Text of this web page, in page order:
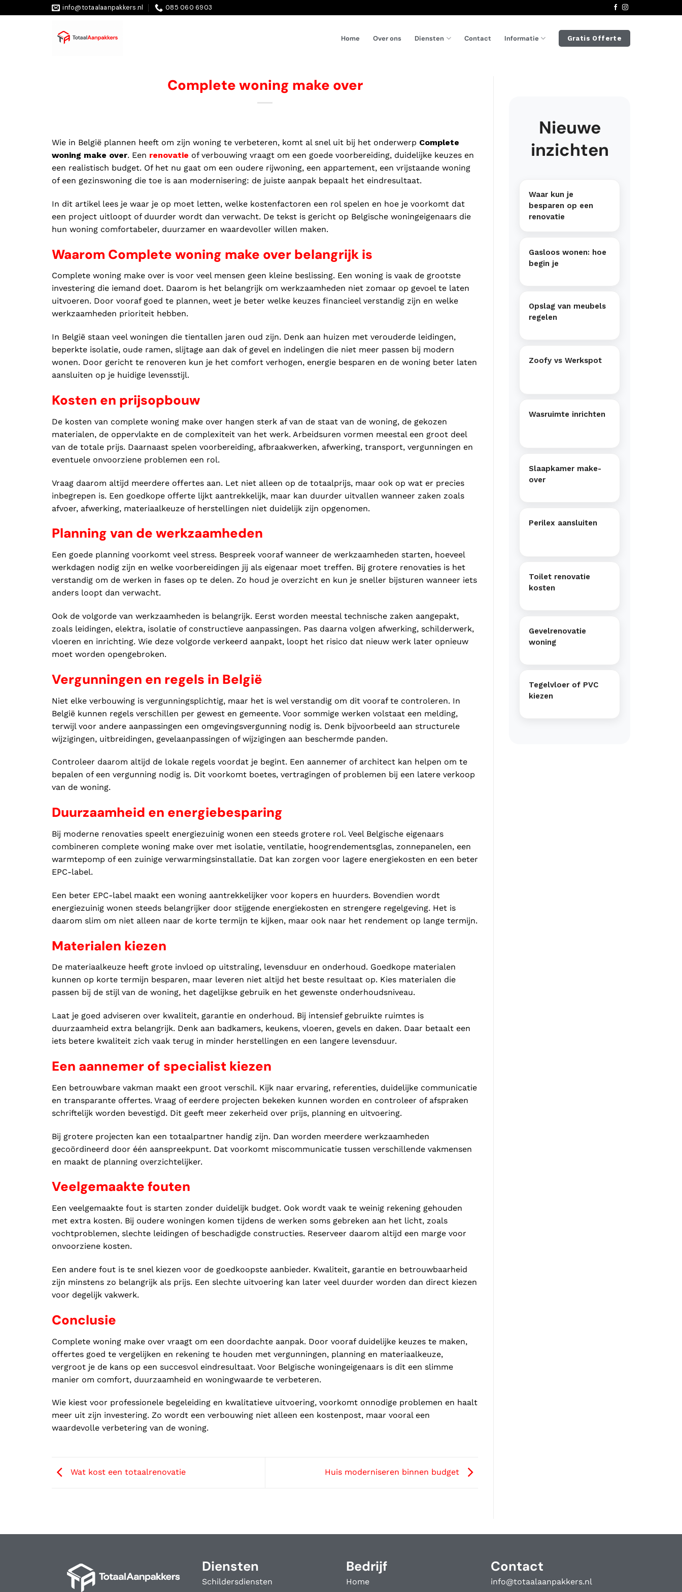
info@totaalaanpakkers.nl 085 060 6903
Home Over ons Diensten Contact Informatie Gratis Offerte
Complete woning make over
Wie in België plannen heeft om zijn woning te verbeteren, komt al snel uit bij het onderwerp Complete
woning make over. Een renovatie of verbouwing vraagt om een goede voorbereiding, duidelijke keuzes en
een realistisch budget. Of het nu gaat om een oudere rijwoning, een appartement, een vrijstaande woning
of een gezinswoning die toe is aan modernisering: de juiste aanpak bepaalt het eindresultaat.
In dit artikel lees je waar je op moet letten, welke kostenfactoren een rol spelen en hoe je voorkomt dat
een project uitloopt of duurder wordt dan verwacht. De tekst is gericht op Belgische woningeigenaars die
hun woning comfortabeler, duurzamer en waardevoller willen maken.
Waarom Complete woning make over belangrijk is
Complete woning make over is voor veel mensen geen kleine beslissing. Een woning is vaak de grootste
investering die iemand doet. Daarom is het belangrijk om werkzaamheden niet zomaar op gevoel te laten
uitvoeren. Door vooraf goed te plannen, weet je beter welke keuzes financieel verstandig zijn en welke
werkzaamheden prioriteit hebben.
In België staan veel woningen die tientallen jaren oud zijn. Denk aan huizen met verouderde leidingen,
beperkte isolatie, oude ramen, slijtage aan dak of gevel en indelingen die niet meer passen bij modern
wonen. Door gericht te renoveren kun je het comfort verhogen, energie besparen en de woning beter laten
aansluiten op je huidige levensstijl.
Kosten en prijsopbouw
De kosten van complete woning make over hangen sterk af van de staat van de woning, de gekozen
materialen, de oppervlakte en de complexiteit van het werk. Arbeidsuren vormen meestal een groot deel
van de totale prijs. Daarnaast spelen voorbereiding, afbraakwerken, afwerking, transport, vergunningen en
eventuele onvoorziene problemen een rol.
Vraag daarom altijd meerdere offertes aan. Let niet alleen op de totaalprijs, maar ook op wat er precies
inbegrepen is. Een goedkope offerte lijkt aantrekkelijk, maar kan duurder uitvallen wanneer zaken zoals
afvoer, afwerking, materiaalkeuze of herstellingen niet duidelijk zijn opgenomen.
Planning van de werkzaamheden
Een goede planning voorkomt veel stress. Bespreek vooraf wanneer de werkzaamheden starten, hoeveel
werkdagen nodig zijn en welke voorbereidingen jij als eigenaar moet treffen. Bij grotere renovaties is het
verstandig om de werken in fases op te delen. Zo houd je overzicht en kun je sneller bijsturen wanneer iets
anders loopt dan verwacht.
Ook de volgorde van werkzaamheden is belangrijk. Eerst worden meestal technische zaken aangepakt,
zoals leidingen, elektra, isolatie of constructieve aanpassingen. Pas daarna volgen afwerking, schilderwerk,
vloeren en inrichting. Wie deze volgorde verkeerd aanpakt, loopt het risico dat nieuw werk later opnieuw
moet worden opengebroken.
Vergunningen en regels in België
Niet elke verbouwing is vergunningsplichtig, maar het is wel verstandig om dit vooraf te controleren. In
België kunnen regels verschillen per gewest en gemeente. Voor sommige werken volstaat een melding,
terwijl voor andere aanpassingen een omgevingsvergunning nodig is. Denk bijvoorbeeld aan structurele
wijzigingen, uitbreidingen, gevelaanpassingen of wijzigingen aan beschermde panden.
Controleer daarom altijd de lokale regels voordat je begint. Een aannemer of architect kan helpen om te
bepalen of een vergunning nodig is. Dit voorkomt boetes, vertragingen of problemen bij een latere verkoop
van de woning.
Duurzaamheid en energiebesparing
Bij moderne renovaties speelt energiezuinig wonen een steeds grotere rol. Veel Belgische eigenaars
combineren complete woning make over met isolatie, ventilatie, hoogrendementsglas, zonnepanelen, een
warmtepomp of een zuinige verwarmingsinstallatie. Dat kan zorgen voor lagere energiekosten en een beter
EPC-label.
Een beter EPC-label maakt een woning aantrekkelijker voor kopers en huurders. Bovendien wordt
energiezuinig wonen steeds belangrijker door stijgende energiekosten en strengere regelgeving. Het is
daarom slim om niet alleen naar de korte termijn te kijken, maar ook naar het rendement op lange termijn.
Materialen kiezen
De materiaalkeuze heeft grote invloed op uitstraling, levensduur en onderhoud. Goedkope materialen
kunnen op korte termijn besparen, maar leveren niet altijd het beste resultaat op. Kies materialen die
passen bij de stijl van de woning, het dagelijkse gebruik en het gewenste onderhoudsniveau.
Laat je goed adviseren over kwaliteit, garantie en onderhoud. Bij intensief gebruikte ruimtes is
duurzaamheid extra belangrijk. Denk aan badkamers, keukens, vloeren, gevels en daken. Daar betaalt een
iets betere kwaliteit zich vaak terug in minder herstellingen en een langere levensduur.
Een aannemer of specialist kiezen
Een betrouwbare vakman maakt een groot verschil. Kijk naar ervaring, referenties, duidelijke communicatie
en transparante offertes. Vraag of eerdere projecten bekeken kunnen worden en controleer of afspraken
schriftelijk worden bevestigd. Dit geeft meer zekerheid over prijs, planning en uitvoering.
Bij grotere projecten kan een totaalpartner handig zijn. Dan worden meerdere werkzaamheden
gecoördineerd door één aanspreekpunt. Dat voorkomt miscommunicatie tussen verschillende vakmensen
en maakt de planning overzichtelijker.
Veelgemaakte fouten
Een veelgemaakte fout is starten zonder duidelijk budget. Ook wordt vaak te weinig rekening gehouden
met extra kosten. Bij oudere woningen komen tijdens de werken soms gebreken aan het licht, zoals
vochtproblemen, slechte leidingen of beschadigde constructies. Reserveer daarom altijd een marge voor
onvoorziene kosten.
Een andere fout is te snel kiezen voor de goedkoopste aanbieder. Kwaliteit, garantie en betrouwbaarheid
zijn minstens zo belangrijk als prijs. Een slechte uitvoering kan later veel duurder worden dan direct kiezen
voor degelijk vakwerk.
Conclusie
Complete woning make over vraagt om een doordachte aanpak. Door vooraf duidelijke keuzes te maken,
offertes goed te vergelijken en rekening te houden met vergunningen, planning en materiaalkeuze,
vergroot je de kans op een succesvol eindresultaat. Voor Belgische woningeigenaars is dit een slimme
manier om comfort, duurzaamheid en woningwaarde te verbeteren.
Wie kiest voor professionele begeleiding en kwalitatieve uitvoering, voorkomt onnodige problemen en haalt
meer uit zijn investering. Zo wordt een verbouwing niet alleen een kostenpost, maar vooral een
waardevolle verbetering van de woning.
Wat kost een totaalrenovatie Huis moderniseren binnen budget
Nieuwe
inzichten
Waar kun je
besparen op een
renovatie
Gasloos wonen: hoe
begin je
Opslag van meubels
regelen
Zoofy vs Werkspot
Wasruimte inrichten
Slaapkamer make-
over
Perilex aansluiten
Toilet renovatie
kosten
Gevelrenovatie
woning
Tegelvloer of PVC
kiezen
Diensten
Schildersdiensten
Bedrijf
Home
Contact
info@totaalaanpakkers.nl